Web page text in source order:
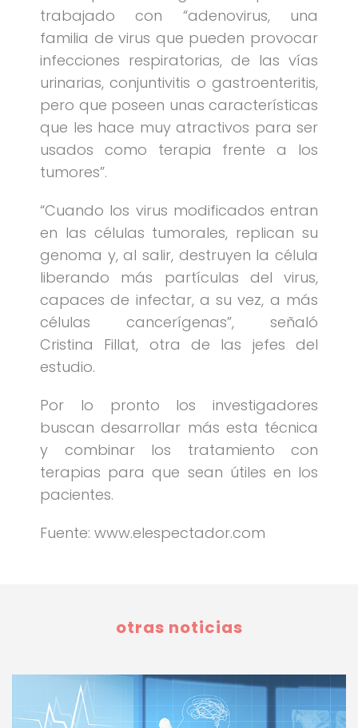
trabajado con “adenovirus, una
familia de virus que pueden provocar
infecciones respiratorias, de las vías
urinarias, conjuntivitis o gastroenteritis,
pero que poseen unas características
que les hace muy atractivos para ser
usados como terapia frente a los
tumores”.
“Cuando los virus modificados entran
en las células tumorales, replican su
genoma y, al salir, destruyen la célula
liberando más partículas del virus,
capaces de infectar, a su vez, a más
células cancerígenas”, señaló
Cristina Fillat, otra de las jefes del
estudio.
Por lo pronto los investigadores
buscan desarrollar más esta técnica
y combinar los tratamiento con
terapias para que sean útiles en los
pacientes.
Fuente: www.elespectador.com
otras noticias